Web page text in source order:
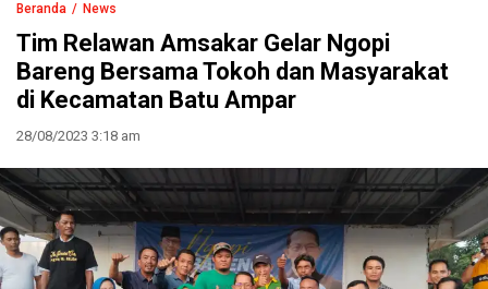
Beranda News
Tim Relawan Amsakar Gelar Ngopi
Bareng Bersama Tokoh dan Masyarakat
di Kecamatan Batu Ampar
28/08/2023 3:18 am